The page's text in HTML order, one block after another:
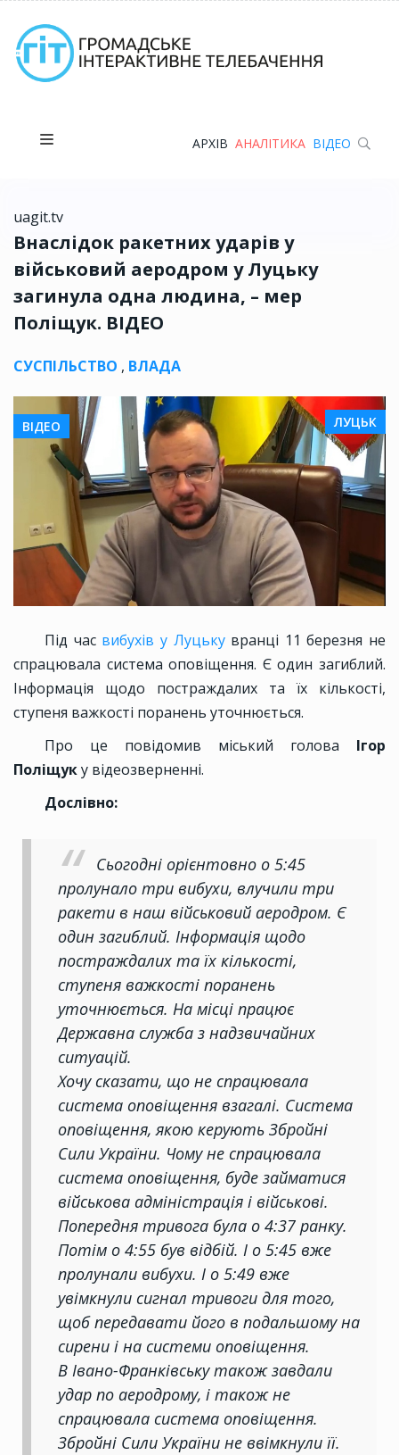
АРХІВ АНАЛІТИКА ВІДЕО
uagit.tv
Внаслідок ракетних ударів у
військовий аеродром у Луцьку
загинула одна людина, – мер
Поліщук. ВІДЕО
СУСПІЛЬСТВО , ВЛАДА
ВІДЕО ЛУЦЬК
Під час вибухів у Луцькувранці 11 березня не
спрацювала система оповіщення. Є один загиблий.
Інформація щодо постраждалих та їх кількості,
ступеня важкості поранень уточнюється.
Про це повідомив міський голова Ігор
Поліщуку відеозверненні.
Дослівно:
Сьогодні орієнтовно о 5:45
пролунало три вибухи, влучили три
ракети в наш військовий аеродром. Є
один загиблий. Інформація щодо
постраждалих та їх кількості,
ступеня важкості поранень
уточнюється. На місці працює
Державна служба з надзвичайних
ситуацій.
Хочу сказати, що не спрацювала
система оповіщення взагалі. Система
оповіщення, якою керують Збройні
Сили України. Чому не спрацювала
система оповіщення, буде займатися
військова адміністрація і військові.
Попередня тривога була о 4:37 ранку.
Потім о 4:55 був відбій. І о 5:45 вже
пролунали вибухи. І о 5:49 вже
увімкнули сигнал тривоги для того,
щоб передавати його в подальшому на
сирени і на системи оповіщення.
В Івано-Франківську також завдали
удар по аеродрому, і також не
спрацювала система оповіщення.
Збройні Сили України не ввімкнули її.